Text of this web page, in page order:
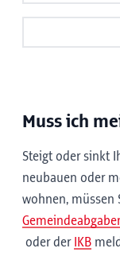
Muss ich
Steigt oder sinkt
neubauen oder
wohnen, müssen
oder der IKB